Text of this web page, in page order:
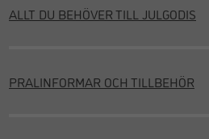
ALLT DU BEHÖVER TILL JULGODIS
PRALINFORMAR OCH TILLBEHÖR